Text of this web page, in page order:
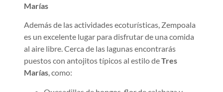
Marías
Además de las actividades ecoturísticas, Zempoala
es un excelente lugar para disfrutar de una comida
al aire libre. Cerca de las lagunas encontrarás
puestos con antojitos típicos al estilo deTres
Marías, como: